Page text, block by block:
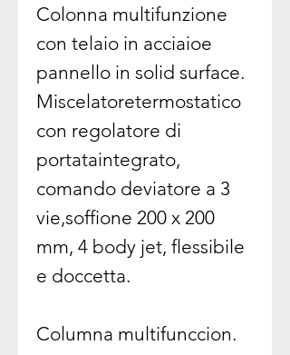
Colonna multifunzione
con telaio in acciaioe
pannello in solid surface.
Miscelatoretermostatico
con regolatore di
portataintegrato,
comando deviatore a 3
vie,soffione 200 x 200
mm, 4 body jet, flessibile
e doccetta.
Columna multifunccion.